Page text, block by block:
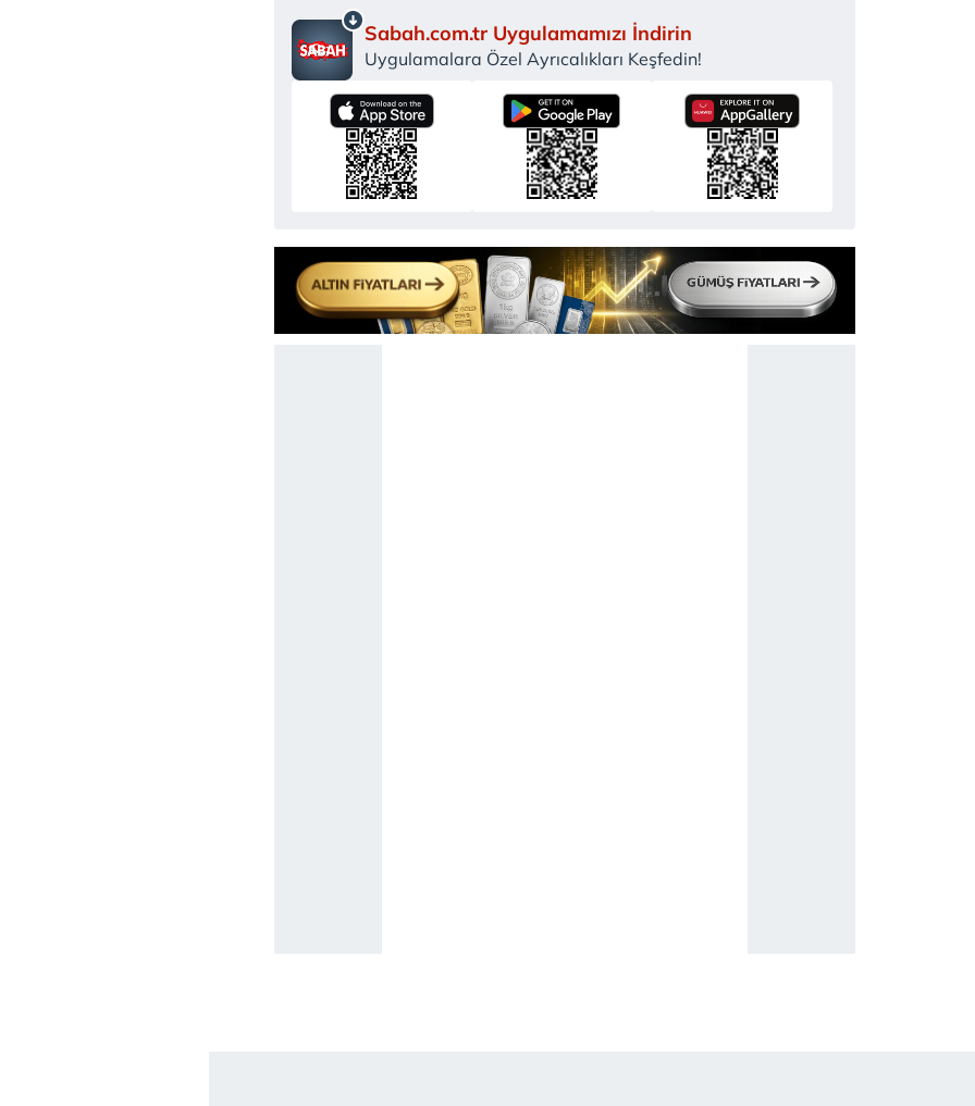
6698 sayılı Kişisel Verilerin Korunması Kanunu uyarınca hazırlanmış Aydınlatma Metnimizi
mevzuata uygun olarak kullanılan çerezlerle ilgili bilgi almak için lütfen
Sabah.com.tr Uygulamamızı İndirin
Uygulamalara Özel Ayrıcalıkları Keşfedin!